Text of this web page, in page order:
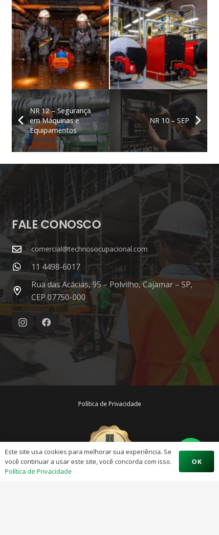
NR 12 – Segurança
em Máquinas e
Equipamentos
NR 10 – SEP
FALE CONOSCO
comercial@technosocupacional.com
11 4498-6017
Rua das Acácias, 95 – Polvilho, Cajamar – SP,
CEP 07750-000
Política de Privacidade
Este site usa cookies para melhorar sua experiência. Se
você continuar a usar este site, você concorda com isso.
Política de Privacidade
OK